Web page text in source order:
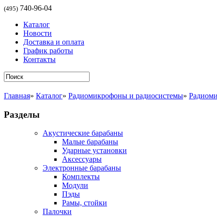
(495) 740-96-04
Каталог
Новости
Доставка и оплата
График работы
Контакты
Главная» Каталог» Радиомикрофоны и радиосистемы»
Разделы
Акустические барабаны
Малые барабаны
Ударные установки
Аксессуары
Электронные барабаны
Комплекты
Модули
Пэды
Рамы, стойки
Палочки